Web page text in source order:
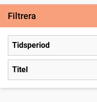
Filtrera
Tidsperiod
Titel